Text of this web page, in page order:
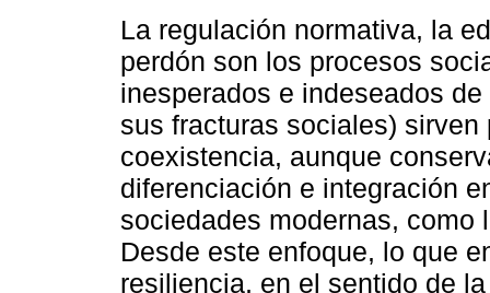
La regulación normativa, la
perdón son los procesos
inesperados e indeseados
sus fracturas sociales)
coexistencia, aunque
diferenciación e integración
sociedades modernas,
Desde este enfoque, lo que
resiliencia, en el sentido de